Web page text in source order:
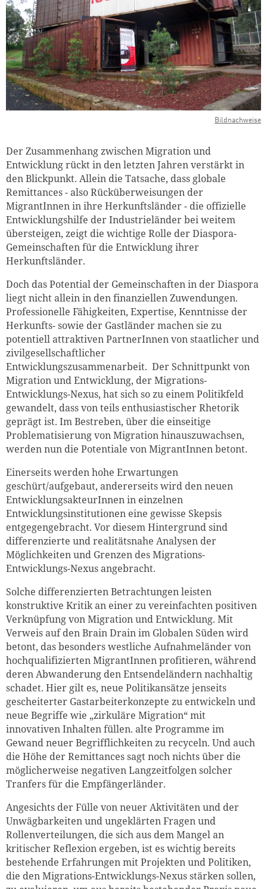
Bildnachweise
Der Zusammenhang zwischen Migration und
Entwicklung rückt in den letzten Jahren verstärkt in
den Blickpunkt. Allein die Tatsache, dass globale
Remittances - also Rücküberweisungen der
MigrantInnen in ihre Herkunftsländer - die offizielle
Entwicklungshilfe der Industrieländer bei weitem
übersteigen, zeigt die wichtige Rolle der Diaspora-
Gemeinschaften für die Entwicklung ihrer
Herkunftsländer.
Doch das Potential der Gemeinschaften in der Diaspora
liegt nicht allein in den finanziellen Zuwendungen.
Professionelle Fähigkeiten, Expertise, Kenntnisse der
Herkunfts- sowie der Gastländer machen sie zu
potentiell attraktiven PartnerInnen von staatlicher und
zivilgesellschaftlicher
Entwicklungszusammenarbeit. Der Schnittpunkt von
Migration und Entwicklung, der Migrations-
Entwicklungs-Nexus, hat sich so zu einem Politikfeld
gewandelt, dass von teils enthusiastischer Rhetorik
geprägt ist. Im Bestreben, über die einseitige
Problematisierung von Migration hinauszuwachsen,
werden nun die Potentiale von MigrantInnen betont.
Einerseits werden hohe Erwartungen
geschürt/aufgebaut, andererseits wird den neuen
EntwicklungsakteurInnen in einzelnen
Entwicklungsinstitutionen eine gewisse Skepsis
entgegengebracht. Vor diesem Hintergrund sind
differenzierte und realitätsnahe Analysen der
Möglichkeiten und Grenzen des Migrations-
Entwicklungs-Nexus angebracht.
Solche differenzierten Betrachtungen leisten
konstruktive Kritik an einer zu vereinfachten positiven
Verknüpfung von Migration und Entwicklung. Mit
Verweis auf den Brain Drain im Globalen Süden wird
betont, das besonders westliche Aufnahmeländer von
hochqualifizierten MigrantInnen profitieren, während
deren Abwanderung den Entsendeländern nachhaltig
schadet. Hier gilt es, neue Politikansätze jenseits
gescheiterter Gastarbeiterkonzepte zu entwickeln und
neue Begriffe wie „zirkuläre Migration“ mit
innovativen Inhalten füllen. alte Programme im
Gewand neuer Begrifflichkeiten zu recyceln. Und auch
die Höhe der Remittances sagt noch nichts über die
möglicherweise negativen Langzeitfolgen solcher
Tranfers für die Empfängerländer.
Angesichts der Fülle von neuer Aktivitäten und der
Unwägbarkeiten und ungeklärten Fragen und
Rollenverteilungen, die sich aus dem Mangel an
kritischer Reflexion ergeben, ist es wichtig bereits
bestehende Erfahrungen mit Projekten und Politiken,
die den Migrations-Entwicklungs-Nexus stärken sollen,